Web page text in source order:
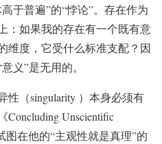
于普遍”的“悖论”。存在作为
：如果我的存在有一个既有意
维度，它受什么标准支配？因
义”是无用的。
（singularity ）本身必须有
Unscientific
图在他的“主观性就是真理”的